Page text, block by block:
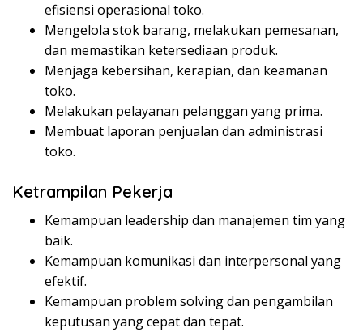
efisiensi operasional toko.
Mengelola stok barang, melakukan pemesanan,
dan memastikan ketersediaan produk.
Menjaga kebersihan, kerapian, dan keamanan
toko.
Melakukan pelayanan pelanggan yang prima.
Membuat laporan penjualan dan administrasi
toko.
Ketrampilan Pekerja
Kemampuan leadership dan manajemen tim yang
baik.
Kemampuan komunikasi dan interpersonal yang
efektif.
Kemampuan problem solving dan pengambilan
keputusan yang cepat dan tepat.